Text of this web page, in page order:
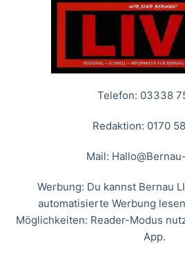
Telefon: 03338
Redaktion: 0170
Mail:
Werbung: Du kannst Bernau
automatisierte Werbung
Möglichkeiten: Reader-Modus
App.